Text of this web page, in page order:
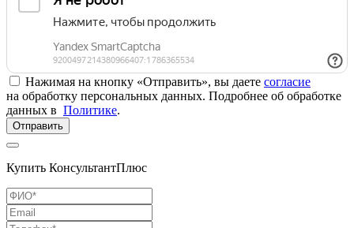
Нажимая на кнопку «Отправить», вы даете согласие
на обработку персональных данных. Подробнее об обработке
данных в Политике.
Отправить
Купить КонсультантПлюс